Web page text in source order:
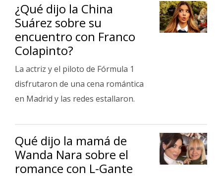
¿Qué dijo la China
Suárez sobre su
encuentro con Franco
Colapinto?
La actriz y el piloto de Fórmula 1
disfrutaron de una cena romántica
en Madrid y las redes estallaron.
Qué dijo la mamá de
Wanda Nara sobre el
romance con L-Gante